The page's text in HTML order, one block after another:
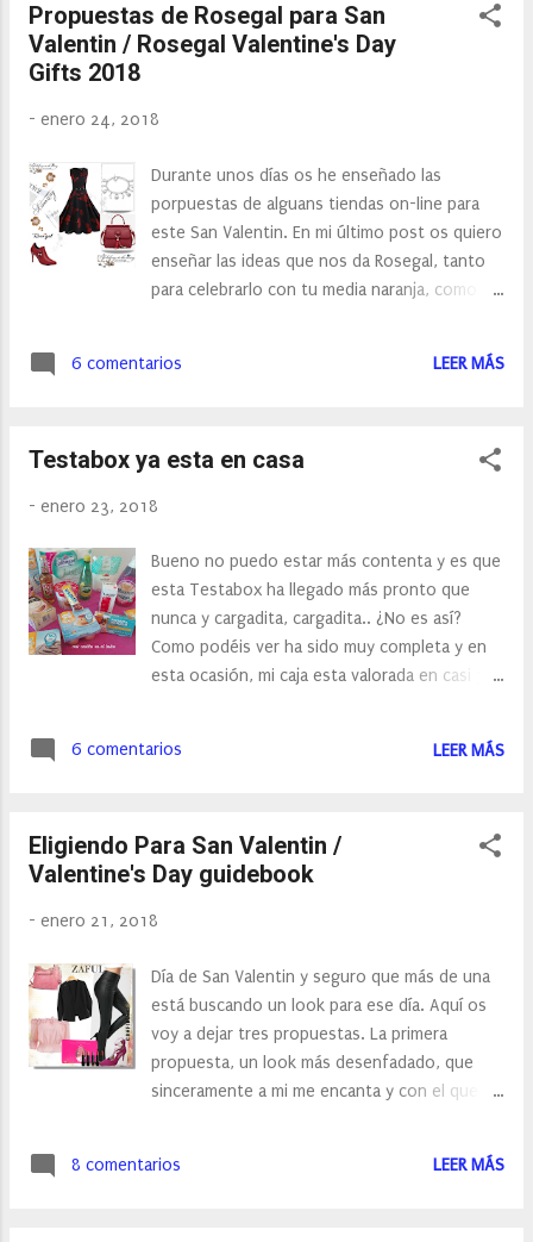
naturaleza, con la sostenibilidad, con nuestro
propio equilibrio. ¿No me diréis que no son
Propuestas de Rosegal para San
Valentin / Rosegal Valentine's Day
Gifts 2018
- enero 24, 2018
Durante unos días os he enseñado las
porpuestas de alguans tiendas on-line para
este San Valentin. En mi último post os quiero
enseñar las ideas que nos da Rosegal, tanto
para celebrarlo con tu media naranja, como
you might go for a romantic date or spend
a date or have a boyfriend or girlfriend, who
instance, the girls can arrange a sleepover
party. But whatever you plan on Valentine’s
day. There might be some of you who don’t
know what to wear on that day. To help you
along the way, we decided to write a
Valentine’s Day outfit guidebook, where you
can wear on that day. We decided to divide it
6 comentarios LEER MÁS
Testabox ya esta en casa
- enero 23, 2018
Bueno no puedo estar más contenta y es que
esta Testabox ha llegado más pronto que
nunca y cargadita, cargadita.. ¿No es así?
Como podéis ver ha sido muy completa y en
esta ocasión, mi caja esta valorada en casi 30
6 comentarios LEER MÁS
Eligiendo Para San Valentin /
Valentine's Day guidebook
- enero 21, 2018
Día de San Valentin y seguro que más de una
está buscando un look para ese día. Aquí os
voy a dejar tres propuestas. La primera
propuesta, un look más desenfadado, que
sinceramente a mi me encanta y con el que
tacones, una blusa y una chaqueta, eligo mi
8 comentarios LEER MÁS